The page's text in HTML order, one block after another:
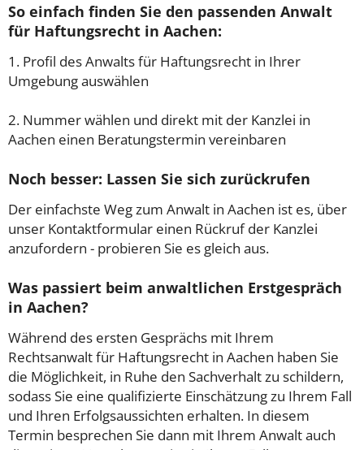
So einfach finden Sie den passenden Anwalt
für Haftungsrecht in Aachen:
1. Profil des Anwalts für Haftungsrecht in Ihrer
Umgebung auswählen
2. Nummer wählen und direkt mit der Kanzlei in
Aachen einen Beratungstermin vereinbaren
Noch besser: Lassen Sie sich zurückrufen
Der einfachste Weg zum Anwalt in Aachen ist es, über
unser Kontaktformular einen Rückruf der Kanzlei
anzufordern - probieren Sie es gleich aus.
Was passiert beim anwaltlichen Erstgespräch
in Aachen?
Während des ersten Gesprächs mit Ihrem
Rechtsanwalt für Haftungsrecht in Aachen haben Sie
die Möglichkeit, in Ruhe den Sachverhalt zu schildern,
sodass Sie eine qualifizierte Einschätzung zu Ihrem Fall
und Ihren Erfolgsaussichten erhalten. In diesem
Termin besprechen Sie dann mit Ihrem Anwalt auch